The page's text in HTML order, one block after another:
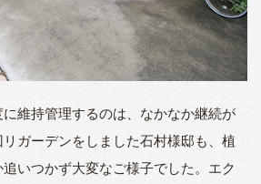
維持管理するのは、なかなか継続が
ガーデンをしました石村様邸も、植
いつかず大変なご様子でした。エク